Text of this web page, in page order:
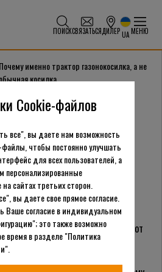
ПОИСКСВЯЗАТЬСЯДИЛЕР UA МЕНЮ
Почему именно трактор газонокосилка, а не
косилка
трактор
а не
Выбор технических
помощников для
определённых видов работ
всегда является острой
Cookie-файлов
все", вы даете нам возможность
файлы, чтобы постоянно улучшать
для всех пользователей, а
персонализированные
сайтах третьих сторон.
вы даете свое прямое согласие.
Ваше согласие в индивидуальном
это также возможно
время в разделе "Политика